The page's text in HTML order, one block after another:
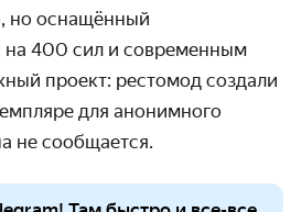
но оснащённый
на 400 сил и современным
проект: рестомод создали
для анонимного
не сообщается.